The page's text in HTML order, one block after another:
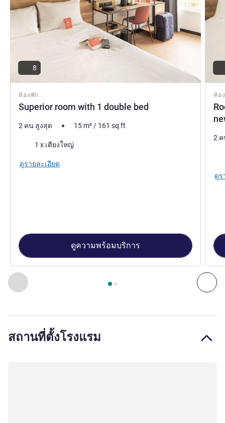
ก่อนหน้า - ห้องพัก ถั
หน้า1 , ห้องพัก 1 : Superior room with 1 double bed ,
ห้องพัก
Superior room with 1 double bed
8
2 คน สูงสุด 15 m²/ 161 sq ft
เครื่องนอน
1 x เตียงใหญ่
ดูรายละเอียด
ดูความพร้อมบริการ
ห้อ
2
ดูร
สถานที่ตั้งโรงแรม